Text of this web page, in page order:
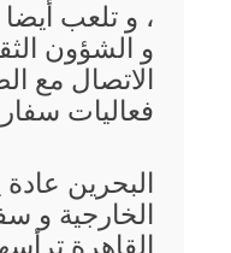
، و تلعب أيضا
و الشؤون
الاتصال مع
فعاليات
البحرين
الخارجية و
القاهرة